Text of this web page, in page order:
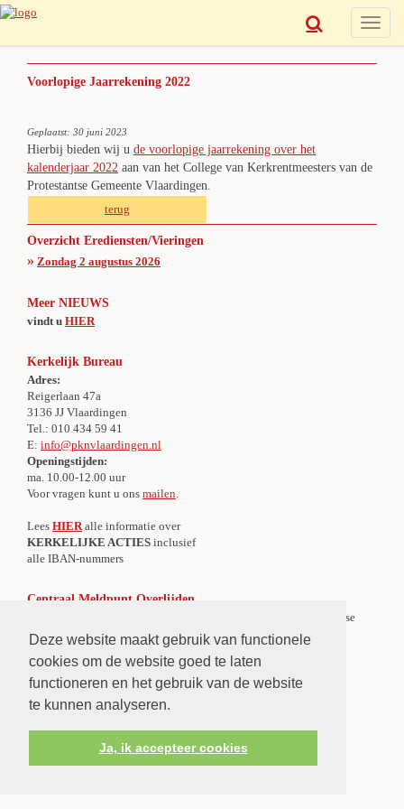
Deze website maakt gebruik van functionele
cookies om de website goed te laten
functioneren en het gebruik van de website
te kunnen analyseren.
Ja, ik accepteer cookies
Toggle
Voorlopige Jaarrekening 2022
Geplaatst: 30 juni 2023
Hierbij bieden wij u de voorlopige jaarrekening over het
kalenderjaar 2022 aan van het College van Kerkrentmeesters van de
Protestantse Gemeente Vlaardingen.
terug
Overzicht Erediensten/Vieringen
» Zondag 2 augustus 2026
Meer NIEUWS
vindt u HIER
Kerkelijk Bureau
Adres:
Reigerlaan 47a
3136 JJ Vlaardingen
Tel.: 010 434 59 41
E: info@pknvlaardingen.nl
Openingstijden:
ma. 10.00-12.00 uur
Voor vragen kunt u ons mailen.
Lees HIER alle informatie over
KERKELIJKE ACTIES inclusief
alle IBAN-nummers
Centraal Meldpunt Overlijden
Er is een Centraal Meldpunt Overlijden voor de gehele Protestantse
Gemeente te Vlaardingen.